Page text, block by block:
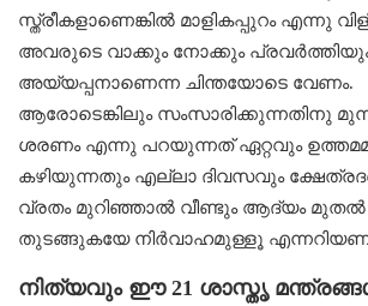
സ്ത്രീകളാണെങ്കിൽ മാളികപ്പുറം എന്നു
അവരുടെ വാക്കും നോക്കും
അയ്യപ്പനാണെന്ന ചിന്തയോടെ വേണം.
ആരോടെങ്കിലും സംസാരിക്കുന്നതിനു
ശരണം എന്നു പറയുന്നത് ഏറ്റവും
കഴിയുന്നതും എല്ലാ ദിവസവും
വ്രതം മുറിഞ്ഞാല്‍ വീണ്ടും ആദ്യം മുതല്‍
തുടങ്ങുകയേ നിര്‍വാഹമുള്ളൂ
നിത്യവും ഈ 21 ശാസ്തൃ